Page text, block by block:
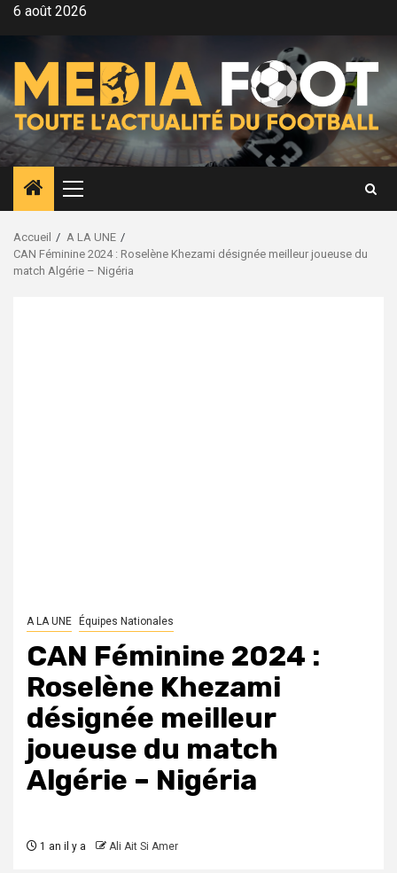
Aller6 août 2026
Menu
principal
Accueil
A LA UNE
CAN Féminine 2024 : Roselène Khezami désignée meilleur joueuse du
match Algérie – Nigéria
A LA UNE Équipes Nationales
CAN Féminine 2024 :
Roselène Khezami
désignée meilleur
joueuse du match
Algérie – Nigéria
1 an il y a Ali Ait Si Amer